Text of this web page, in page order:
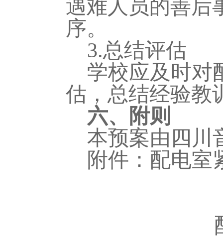
遇难人员的善后
序。
3.总结评估
学校应及时对
估，总结经验教
六、附则
本预案由四川
附件：配电室